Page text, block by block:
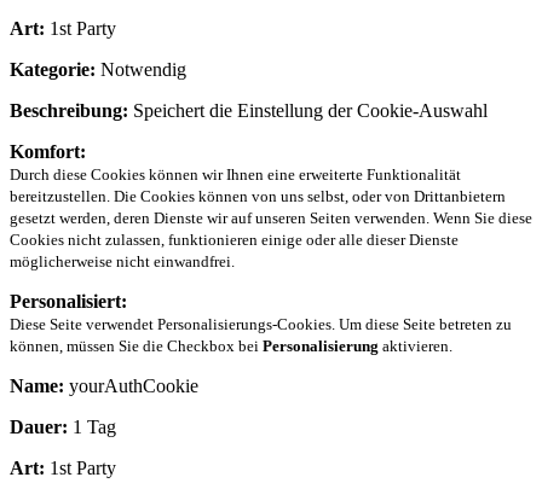
Art: 1st Party
Kategorie: Notwendig
Beschreibung: Speichert die Einstellung der Cookie-Auswahl
Komfort:
Durch diese Cookies können wir Ihnen eine erweiterte Funktionalität
bereitzustellen. Die Cookies können von uns selbst, oder von Drittanbietern
gesetzt werden, deren Dienste wir auf unseren Seiten verwenden. Wenn Sie diese
Cookies nicht zulassen, funktionieren einige oder alle dieser Dienste
möglicherweise nicht einwandfrei.
Personalisiert:
Diese Seite verwendet Personalisierungs-Cookies. Um diese Seite betreten zu
können, müssen Sie die Checkbox bei Personalisierung aktivieren.
Name: yourAuthCookie
Dauer: 1 Tag
Art: 1st Party